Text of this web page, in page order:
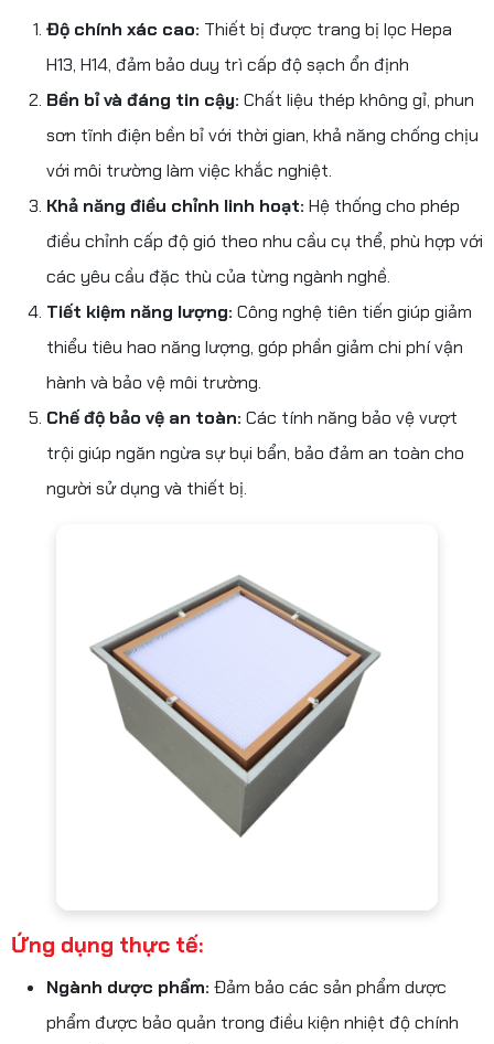
Độ chính xác cao: Thiết bị được trang bị lọc Hepa
H13, H14, đảm bảo duy trì cấp độ sạch ổn định
Bền bỉ và đáng tin cậy: Chất liệu thép không gỉ, phun
sơn tĩnh điện bền bỉ với thời gian, khả năng chống chịu
với môi trường làm việc khắc nghiệt.
Khả năng điều chỉnh linh hoạt: Hệ thống cho phép
điều chỉnh cấp độ gió theo nhu cầu cụ thể, phù hợp với
các yêu cầu đặc thù của từng ngành nghề.
Tiết kiệm năng lượng: Công nghệ tiên tiến giúp giảm
thiểu tiêu hao năng lượng, góp phần giảm chi phí vận
hành và bảo vệ môi trường.
Chế độ bảo vệ an toàn: Các tính năng bảo vệ vượt
trội giúp ngăn ngừa sự bụi bẩn, bảo đảm an toàn cho
người sử dụng và thiết bị.
Ứng dụng thực tế:
Ngành dược phẩm: Đảm bảo các sản phẩm dược
phẩm được bảo quản trong điều kiện nhiệt độ chính